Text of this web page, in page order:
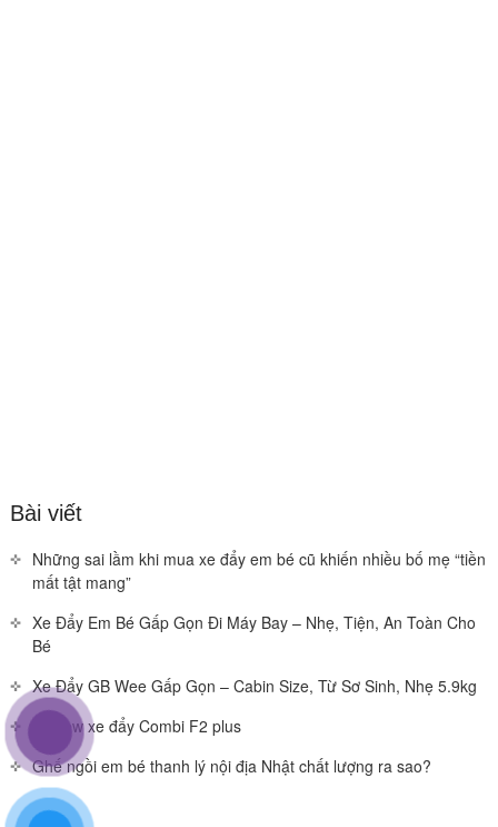
Bài viết
Những sai lầm khi mua xe đẩy em bé cũ khiến nhiều bố mẹ “tiền
mất tật mang”
Xe Đẩy Em Bé Gấp Gọn Đi Máy Bay – Nhẹ, Tiện, An Toàn Cho
Bé
Xe Đẩy GB Wee Gấp Gọn – Cabin Size, Từ Sơ Sinh, Nhẹ 5.9kg
Review xe đẩy Combi F2 plus
Ghế ngồi em bé thanh lý nội địa Nhật chất lượng ra sao?